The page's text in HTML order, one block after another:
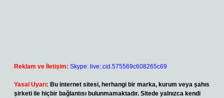
Reklam ve İletişim: Skype: live:.cid.575569c608265c69
Yasal Uyarı: Bu internet sitesi, herhangi bir marka, kurum veya şahıs
şirketi ile hiçbir bağlantısı bulunmamaktadır. Sitede yalnızca kendi